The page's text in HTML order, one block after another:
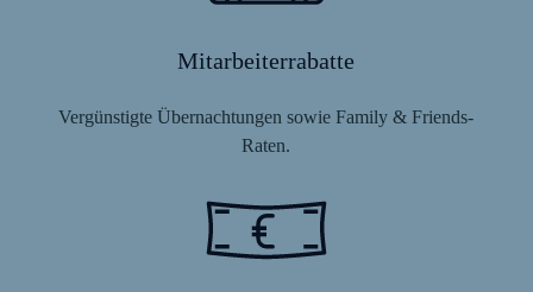
Mitarbeiterrabatte
Vergünstigte Übernachtungen sowie Family & Friends-
Raten.